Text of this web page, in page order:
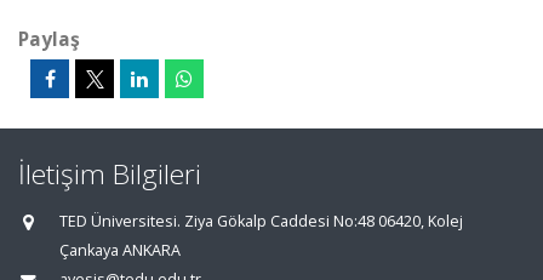
Paylaş
İletişim Bilgileri
TED Üniversitesi. Ziya Gökalp Caddesi No:48 06420, Kolej
Çankaya ANKARA